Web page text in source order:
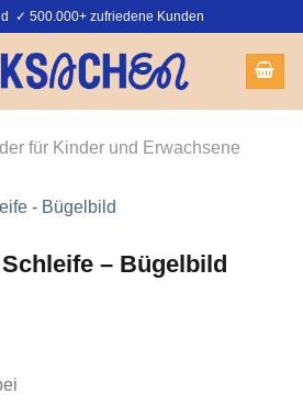
✓ 500.000+ zufriedene Kunden
für Kinder und Erwachsene
– Bügelbild